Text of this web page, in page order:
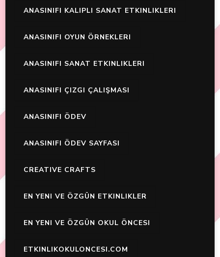
ANASINIFI KALIPLI SANAT ETKINLIKLERI
ANASINIFI OYUN ÖRNEKLERI
ANASINIFI SANAT ETKINLIKLERI
ANASINIFI ÇIZGI ÇALIŞMASI
ANASINIFI ÖDEV
ANASINIFI ÖDEV SAYFASI
CREATIVE CRAFTS
EN YENI VE ÖZGÜN ETKINLIKLER
EN YENI VE ÖZGÜN OKUL ÖNCESI
ETKINLIKOKULONCESI.COM